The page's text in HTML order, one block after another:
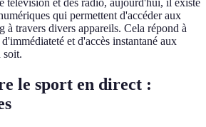
télévision et des radio, aujourd'hui, il existe
qui permettent d'accéder aux
à travers divers appareils. Cela répond à
et d'accès instantané aux
soit.
le sport en direct :